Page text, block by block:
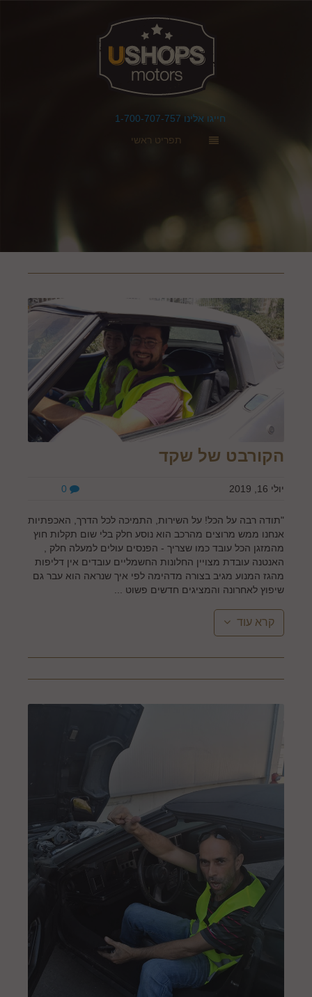
חייגו אלינו 1-700-707-757
תפריט ראשי
הקורבט של שקד
יולי 16, 2019
"תודה רבה על הכל! על השירות, התמיכה לכל הדרך, האכפתיות
אנחנו ממש מרוצים מהרכב הוא נוסע חלק בלי שום תקלות חוץ
מהמזגן הכל עובד כמו שצריך - הפנסים עולים למעלה חלק ,
האנטנה עובדת מצויין החלונות החשמליים עובדים אין דליפות
מהגז המנוע מגיב בצורה מדהימה לפי איך שנראה הוא עבר גם
שיפוץ לאחרונה והמציגים חדשים פשוט ...
קרא עוד